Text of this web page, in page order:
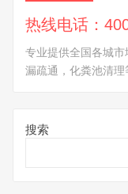
热线电话：
专业提供全国各城
漏疏通，化粪池清理
搜索